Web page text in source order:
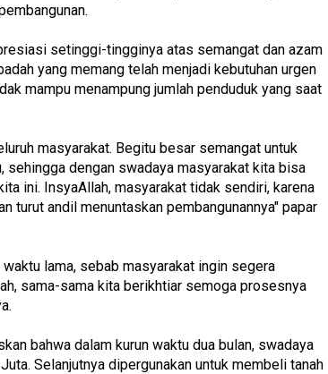
setinggi-tingginya atas semangat dan azam
yang memang telah menjadi kebutuhan urgen
mampu menampung jumlah penduduk yang saat
masyarakat. Begitu besar semangat untuk
dengan swadaya masyarakat kita bisa
ini. InsyaAllah, masyarakat tidak sendiri, karena
turut andil menuntaskan pembangunannya" papar
lama, sebab masyarakat ingin segera
sama-sama kita berikhtiar semoga prosesnya
bahwa dalam kurun waktu dua bulan, swadaya
Selanjutnya dipergunakan untuk membeli tanah